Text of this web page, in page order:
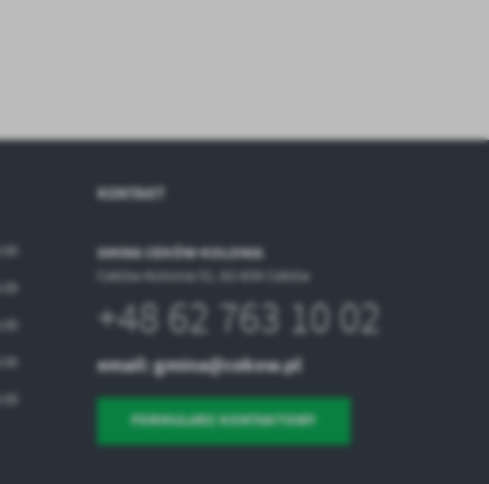
KONTAKT
GMINA CEKÓW-KOLONIA
Ceków-Kolonia 51, 62-834 Ceków
+48 62 763 10 02
email:gmina@cekow.pl
FORMULARZ KONTAKTOWY